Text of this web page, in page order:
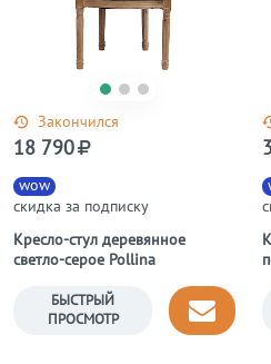
Закончился
Кресло-стул деревянное
светло-серое Pollina
wow
скидка за подписку
18 790
БЫСТРЫЙ
ПРОСМОТР